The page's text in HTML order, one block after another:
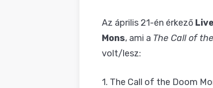
Az április 21-én érkező
Mons, ami a The Call of
volt/lesz:
1. The Call of the Doom